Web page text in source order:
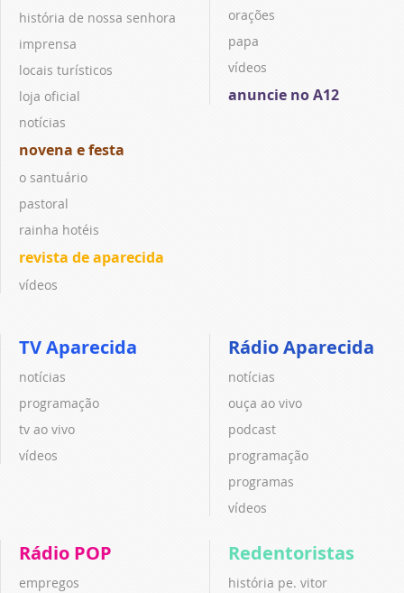
história de nossa senhora
imprensa
locais turísticos
loja oficial
notícias
novena e festa
o santuário
pastoral
rainha hotéis
revista de aparecida
vídeos
orações
papa
vídeos
anuncie no A12
TV Aparecida
notícias
programação
tv ao vivo
vídeos
Rádio Aparecida
notícias
ouça ao vivo
podcast
programação
programas
vídeos
Rádio POP
empregos
Redentoristas
história pe. vitor